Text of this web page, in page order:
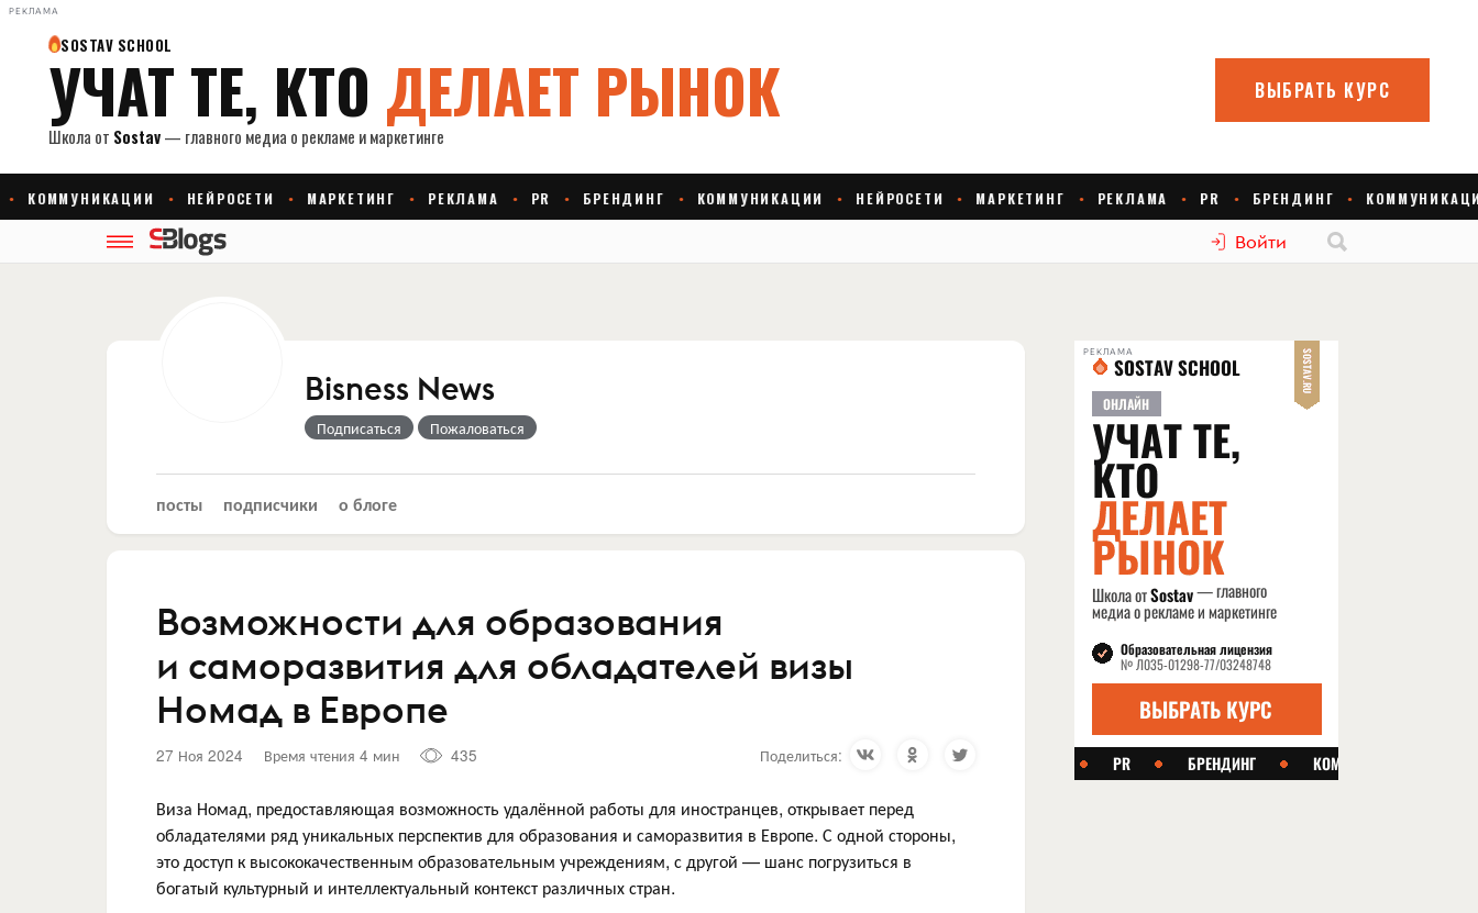
РЕКЛАМА
Войти
Bisness News
Подписаться Пожаловаться
посты подписчики о блоге
Возможности для образования
и саморазвития для обладателей визы
Номад в Европе
27 Ноя 2024 Время чтения 4 мин 435 Поделиться:
Виза Номад, предоставляющая возможность удалённой работы для иностранцев, открывает перед
обладателями ряд уникальных перспектив для образования и саморазвития в Европе. С одной стороны,
это доступ к высококачественным образовательным учреждениям, с другой — шанс погрузиться в
богатый культурный и интеллектуальный контекст различных стран.
РЕКЛАМА